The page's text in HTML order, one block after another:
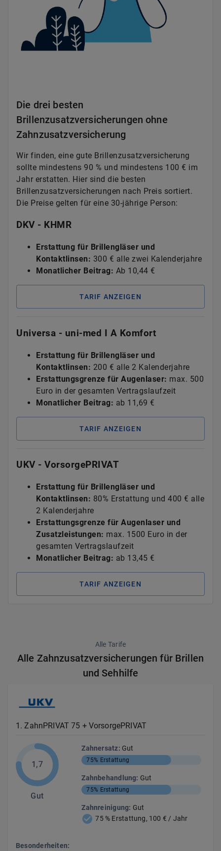
Die drei besten
Brillenzusatzversicherungen ohne
Zahnzusatzversicherung
Wir finden, eine gute Brillenzusatzversicherung
sollte mindestens 90 % und mindestens 100 € im
Jahr erstatten. Hier sind die besten
Brillenzusatzversicherungen nach Preis sortiert.
Die Preise gelten für eine 30-jährige Person:
DKV - KHMR
Erstattung für Brillengläser und
Kontaktlinsen: 300 € alle zwei Kalenderjahre
Monatlicher Beitrag: Ab 10,44 €
TARIF ANZEIGEN
Universa - uni-med I A Komfort
Erstattung für Brillengläser und
Kontaktlinsen: 200 € alle 2 Kalenderjahre
Erstattungsgrenze für Augenlaser: max. 500
Euro in der gesamten Vertragslaufzeit
Monatlicher Beitrag: ab 11,69 €
TARIF ANZEIGEN
UKV - VorsorgePRIVAT
Erstattung für Brillengläser und
Kontaktlinsen: 80% Erstattung und 400 € alle
2 Kalenderjahre
Erstattungsgrenze für Augenlaser und
Zusatzleistungen: max. 1500 Euro in der
gesamten Vertragslaufzeit
Monatlicher Beitrag: ab 13,45 €
TARIF ANZEIGEN
Alle Tarife
Alle Zahnzusatzversicherungen für Brillen
und Sehhilfe
1 .ZahnPRIVAT 75 + VorsorgePRIVAT
1,7
Gut
Zahnersatz: Gut
75% Erstattung
Zahnbehandlung: Gut
75% Erstattung
Zahnreinigung: Gut
75 % Erstattung, 100 € / Jahr
Besonderheiten: